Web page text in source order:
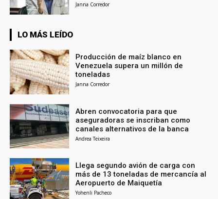
Janna Corredor
LO MÁS LEÍDO
Producción de maíz blanco en
Venezuela supera un millón de
toneladas
Janna Corredor
Abren convocatoria para que
aseguradoras se inscriban como
canales alternativos de la banca
Andrea Teixeira
Llega segundo avión de carga con
más de 13 toneladas de mercancía al
Aeropuerto de Maiquetía
Yohenli Pacheco